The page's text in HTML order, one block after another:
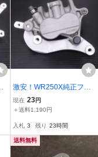
激安！WR250X純正フロ
ントブレーキキャリパ
ー！DG15J/WR250R
現在 23円
＋送料1,190円
入札 3 残り 23時間
送料無料